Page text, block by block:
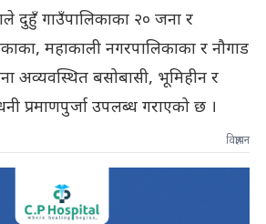
दुहुँ गाउँपालिकाका २० जना र
महाकाली नगरपालिकाका र नौगाड
अव्यवस्थित बसोबासी, भूमिहीन र
प्रमाणपुर्जा उपलब्ध गराएको छ ।
विज्ञापन